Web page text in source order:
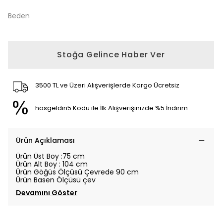
Beden
Stoğa Gelince Haber Ver
3500 TL ve Üzeri Alışverişlerde Kargo Ücretsiz
hosgeldin5 Kodu ile İlk Alışverişinizde %5 İndirim
Ürün Açıklaması
Ürün Üst Boy :75 cm
Ürün Alt Boy : 104 cm
Ürün Göğüs Ölçüsü Çevrede 90 cm
Ürün Basen Ölçüsü çev
Devamını Göster